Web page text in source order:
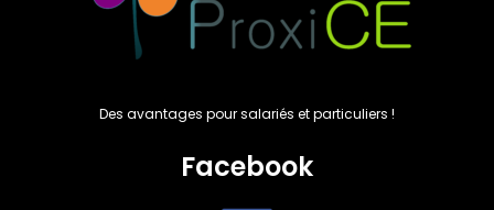
Des avantages pour salariés et particuliers !
Facebook